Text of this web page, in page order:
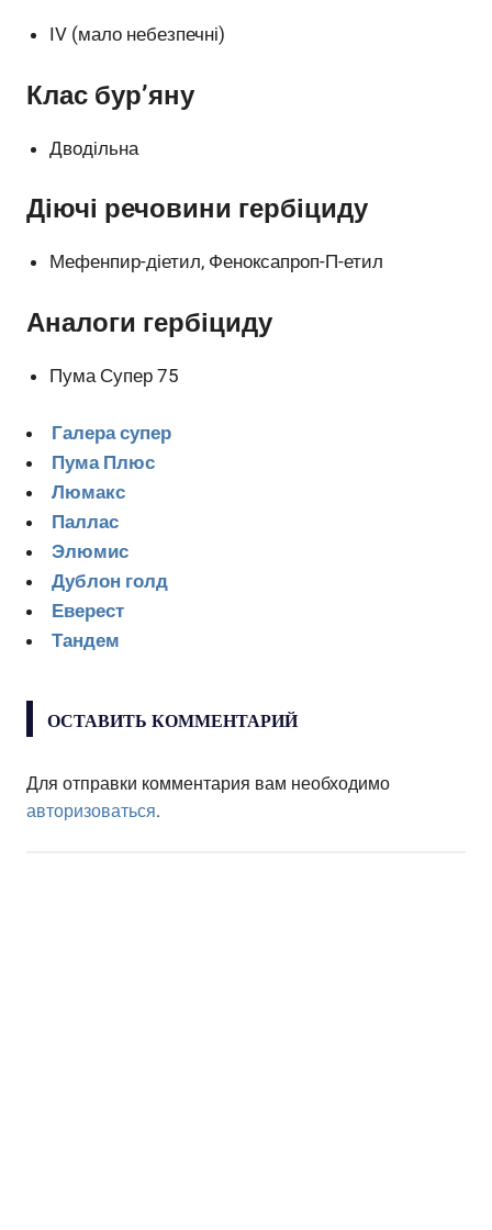
IV (мало небезпечні)
Клас бур’яну
Дводільна
Діючі речовини гербіциду
Мефенпир-діетил, Феноксапроп-П-етил
Аналоги гербіциду
Пума Супер 75
Галера супер
Пума Плюс
Люмакс
Паллас
Элюмис
Дублон голд
Еверест
Тандем
ОСТАВИТЬ КОММЕНТАРИЙ
Для отправки комментария вам необходимо
авторизоваться.